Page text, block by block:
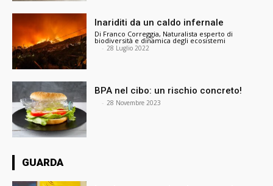
Inariditi da un caldo infernale
Di Franco Correggia, Naturalista esperto di
biodiversità e dinamica degli ecosistemi
- 28 Luglio 2022
BPA nel cibo: un rischio concreto!
- 28 Novembre 2023
GUARDA